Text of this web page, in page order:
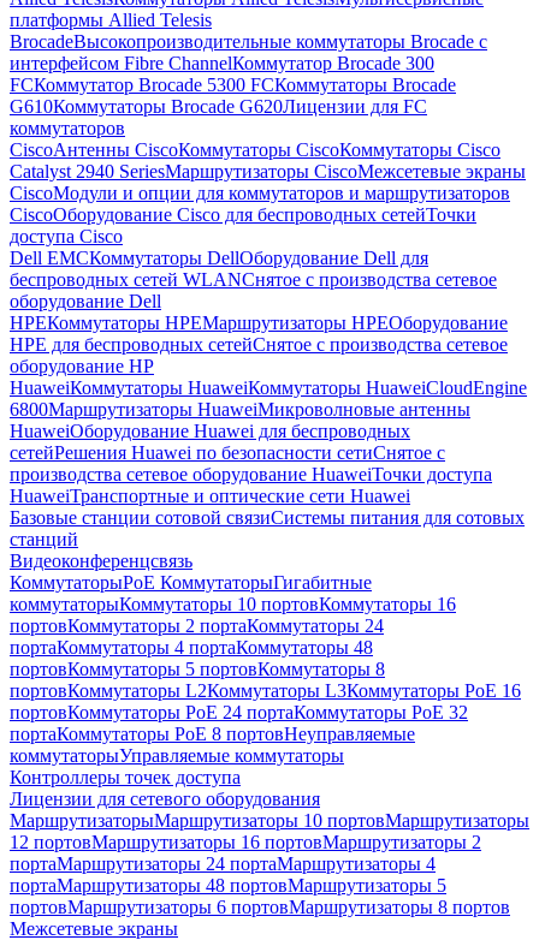
платформы Allied Telesis
BrocadeВысокопроизводительные коммутаторы Brocade с
интерфейсом Fibre ChannelКоммутатор Brocade 300
FCКоммутатор Brocade 5300 FCКоммутаторы Brocade
G610Коммутаторы Brocade G620Лицензии для FC
коммутаторов
CiscoАнтенны CiscoКоммутаторы CiscoКоммутаторы Cisco
Catalyst 2940 SeriesМаршрутизаторы CiscoМежсетевые экраны
CiscoМодули и опции для коммутаторов и маршрутизаторов
CiscoОборудование Cisco для беспроводных сетейТочки
доступа Cisco
Dell EMCКоммутаторы DellОборудование Dell для
беспроводных сетей WLANСнятое с производства сетевое
оборудование Dell
HPEКоммутаторы HPEМаршрутизаторы HPEОборудование
HPE для беспроводных сетейСнятое с производства сетевое
оборудование HP
HuaweiКоммутаторы HuaweiКоммутаторы HuaweiCloudEngine
6800Маршрутизаторы HuaweiМикроволновые антенны
HuaweiОборудование Huawei для беспроводных
сетейРешения Huawei по безопасности сетиСнятое с
производства сетевое оборудование HuaweiТочки доступа
HuaweiТранспортные и оптические сети Huawei
Базовые станции сотовой связиСистемы питания для сотовых
станций
Видеоконференцсвязь
КоммутаторыPoE КоммутаторыГигабитные
коммутаторыКоммутаторы 10 портовКоммутаторы 16
портовКоммутаторы 2 портаКоммутаторы 24
портаКоммутаторы 4 портаКоммутаторы 48
портовКоммутаторы 5 портовКоммутаторы 8
портовКоммутаторы L2Коммутаторы L3Коммутаторы PoE 16
портовКоммутаторы PoE 24 портаКоммутаторы PoE 32
портаКоммутаторы PoE 8 портовНеуправляемые
коммутаторыУправляемые коммутаторы
Контроллеры точек доступа
Лицензии для сетевого оборудования
МаршрутизаторыМаршрутизаторы 10 портовМаршрутизаторы
12 портовМаршрутизаторы 16 портовМаршрутизаторы 2
портаМаршрутизаторы 24 портаМаршрутизаторы 4
портаМаршрутизаторы 48 портовМаршрутизаторы 5
портовМаршрутизаторы 6 портовМаршрутизаторы 8 портов
Межсетевые экраны